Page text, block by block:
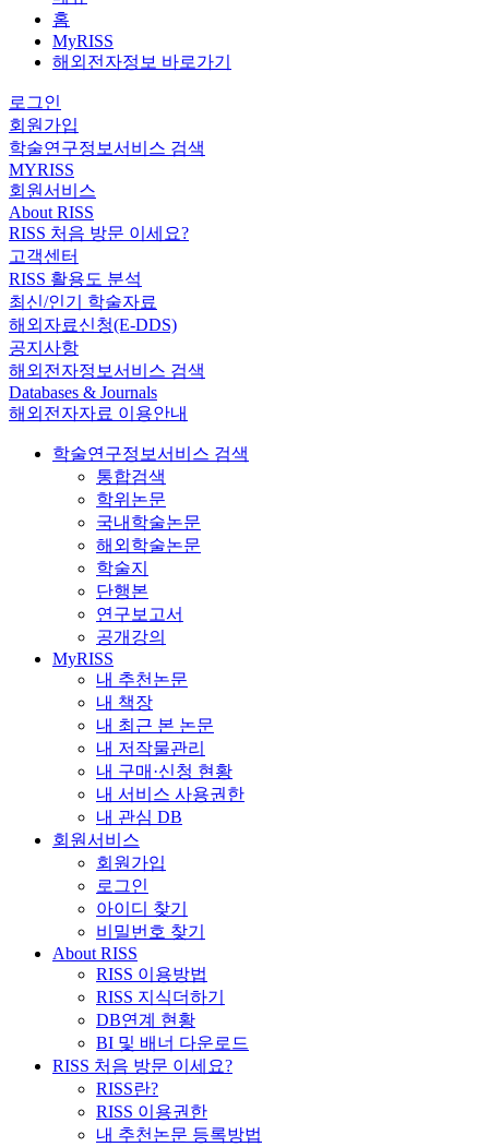
홈
MyRISS
해외전자정보 바로가기
로그인
회원가입
학술연구정보서비스 검색
MYRISS
회원서비스
About RISS
RISS 처음 방문 이세요?
고객센터
RISS 활용도 분석
최신/인기 학술자료
해외자료신청(E-DDS)
공지사항
해외전자정보서비스 검색
Databases & Journals
해외전자자료 이용안내
학술연구정보서비스 검색
통합검색
학위논문
국내학술논문
해외학술논문
학술지
단행본
연구보고서
공개강의
MyRISS
내 추천논문
내 책장
내 최근 본 논문
내 저작물관리
내 구매·신청 현황
내 서비스 사용권한
내 관심 DB
회원서비스
회원가입
로그인
아이디 찾기
비밀번호 찾기
About RISS
RISS 이용방법
RISS 지식더하기
DB연계 현황
BI 및 배너 다운로드
RISS 처음 방문 이세요?
RISS란?
RISS 이용권한
내 추천논문 등록방법